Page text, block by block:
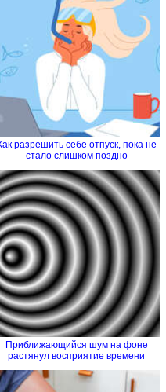
разрешить себе отпуск, пока не
стало слишком поздно
Приближающийся шум на фоне
растянул восприятие времени